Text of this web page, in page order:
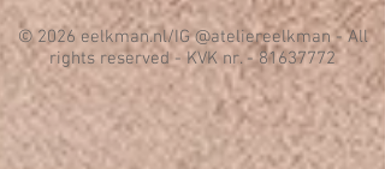
© 2026 eelkman.nl/IG @ateliereelkman - All
rights reserved - KVK nr. -81637772